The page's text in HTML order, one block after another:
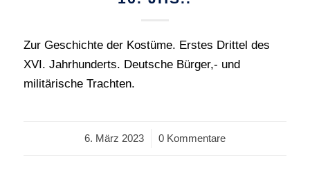
Zur Geschichte der Kostüme. Erstes Drittel des
XVI. Jahrhunderts. Deutsche Bürger,- und
militärische Trachten.
6. März 2023
/ 0 Kommentare